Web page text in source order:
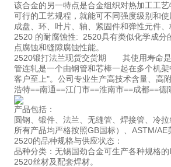
该合金的另一特点是合金组织对热加工工
可行的工艺规程，就能可不同强度级别和
成盘、环、叶片、轴、紧固件和弹性元件
2520 的耐腐蚀性: 2520具有类似化学成分
点腐蚀和缝隙腐蚀性能。
2520锻打法兰现货交货期 其使用寿命是
管连轧是一个由钢管和芯棒一起在多个机
客户至上"。公司专业生产高技术含量、高
浩特==南通==江门市==淮南市==成都==德
产品包括：
圆钢、锻件、法兰、无缝管、焊接管、冷
所有产品均严格按照GB国标）、ASTM/
2520的品种规格与供应状态：
品种分类：无锡国劲合金可生产各种规格
2520丝材及配套焊材。